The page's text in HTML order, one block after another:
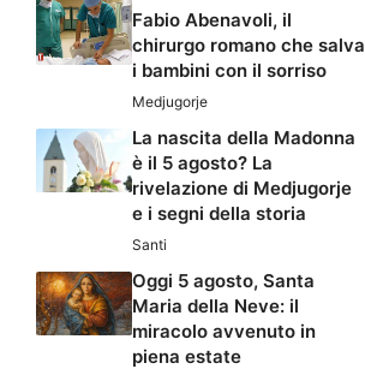
Fabio Abenavoli, il
chirurgo romano che salva
i bambini con il sorriso
Medjugorje
La nascita della Madonna
è il 5 agosto? La
rivelazione di Medjugorje
e i segni della storia
Santi
Oggi 5 agosto, Santa
Maria della Neve: il
miracolo avvenuto in
piena estate